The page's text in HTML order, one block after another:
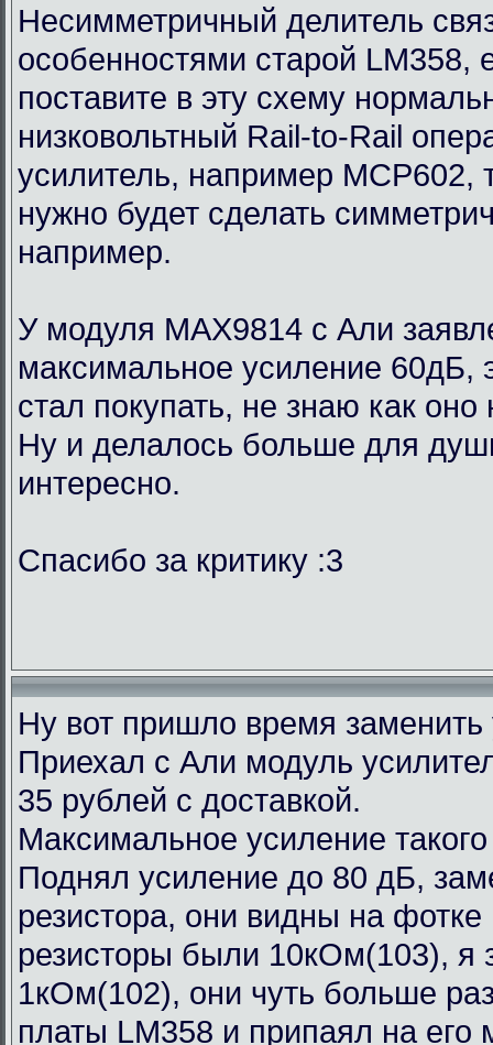
Несимметричный делитель
особенностями старой LM358,
поставите в эту схему
низковольтный Rail-to-Rail
усилитель, например MCP602,
нужно будет сделать
например.
У модуля MAX9814 с Али
максимальное усиление 60дБ,
стал покупать, не знаю как
Ну и делалось больше для
интересно.
Спасибо за критику :3
Ну вот пришло время
Приехал с Али модуль
35 рублей с доставкой.
Максимальное усиление
Поднял усиление до 80 дБ,
резистора, они видны на
резисторы были 10кОм(103), я
1кОм(102), они чуть больше
платы LM358 и припаял на его